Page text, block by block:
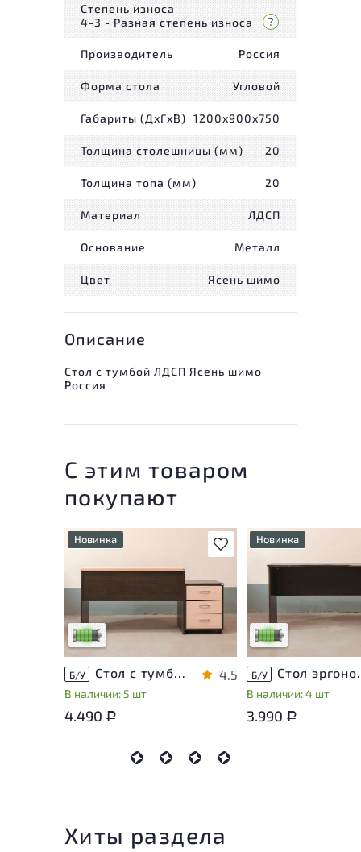
Степень износа
4-3 - Разная степень износа
Производитель Россия
Форма стола Угловой
Габариты (ДxГxВ) 1200x900x750
Толщина столешницы (мм) 20
Толщина топа (мм) 20
Материал ЛДСП
Основание Металл
Цвет Ясень шимо
Описание
Стол с тумбой ЛДСП Ясень шимо
Россия
С этим товаром
покупают
В избранное
Новинка
незначительные следы
эксплуатации, не влияющие
Низкая степень износа
Б/У Стол с тумбой ЛДСП Венге
В наличии: 5 шт
4.5
4.490 Р
Новинка
У товара
незначительные
эксплуатации, не
на удобство его
использования
Низкая степень
Б/У Стол
В наличии: 4 шт
3.990 Р
Хиты раздела